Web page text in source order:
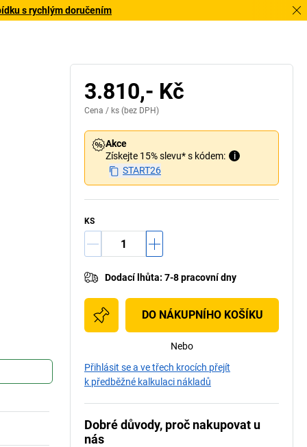
s rychlým doručením
3.810,- Kč
Cena / ks (bez DPH)
Akce
Získejte 15% slevu* s kódem:
i
START26
KS
Dodací lhůta: 7-8 pracovní dny
DO NÁKUPNÍHO KOŠÍKU
Nebo
Přihlásit se a ve třech krocích přejít
k předběžné kalkulaci nákladů
Dobré důvody, proč nakupovat u
nás